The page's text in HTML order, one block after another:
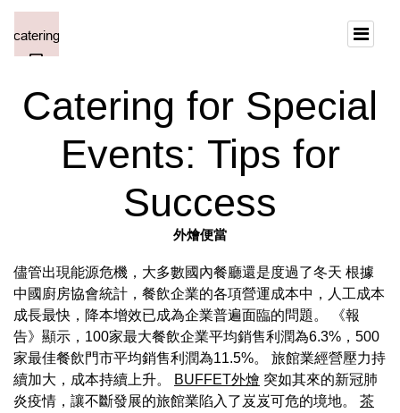
Catering for Special
Events: Tips for
Success
外燴便當
儘管出現能源危機，大多數國內餐廳還是度過了冬天 根據
中國廚房協會統計，餐飲企業的各項營運成本中，人工成本
成長最快，降本增效已成為企業普遍面臨的問題。 《報
告》顯示，100家最大餐飲企業平均銷售利潤為6.3%，500
家最佳餐飲門市平均銷售利潤為11.5%。 旅館業經營壓力持
續加大，成本持續上升。
BUFFET外燴 突如其來的新冠肺
炎疫情，讓不斷發展的旅館業陷入了岌岌可危的境地。 茶